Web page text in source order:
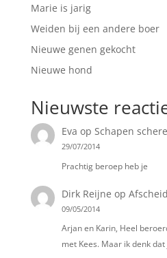
Marie is jarig
Weiden bij een andere boer
Nieuwe genen gekocht
Nieuwe hond
Nieuwste
Eva opSchapen
29/07/2014
Prachtig beroep heb je
Dirk Reijne op
09/05/2014
Arjan en Karin, Heel
met Kees. Maar ik denk